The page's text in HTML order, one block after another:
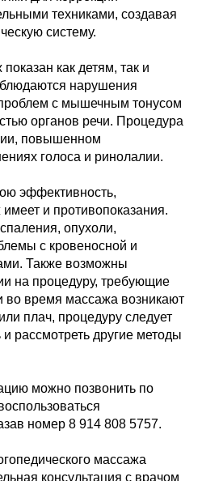
техниками, создавая
систему.
как детям, так и
нарушения
с мышечным тонусом
органов речи. Процедура
повышенном
голоса и ринолалии.
эффективность,
и противопоказания.
опухоли,
с кровеносной и
Также возможны
на процедуру, требующие
во время массажа возникают
плач, процедуру следует
рассмотреть другие методы
можно позвонить по
номер 8 914 808 5757.
массажа
консультация с врачом